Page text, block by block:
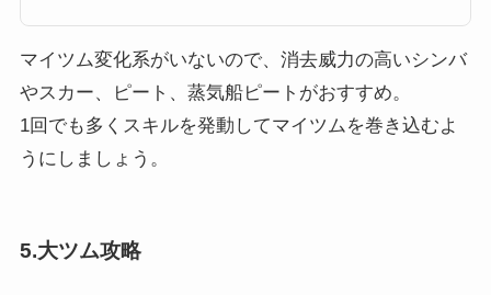
にはたくさんのキャラクター...
マイツム変化系がいないので、消去威力の高いシンバ
やスカー、ピート、蒸気船ピートがおすすめ。
1回でも多くスキルを発動してマイツムを巻き込むよ
うにしましょう。
5.大ツム攻略